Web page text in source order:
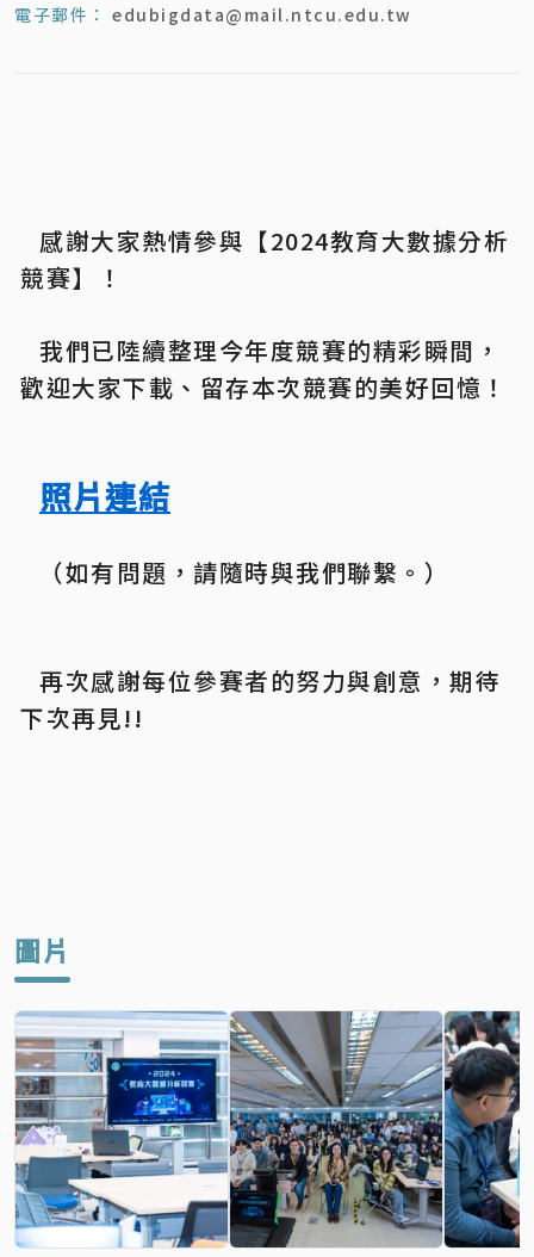
電子郵件： edubigdata@mail.ntcu.edu.tw
感謝大家熱情參與【2024教育大數據分析
競賽】！
我們已陸續整理今年度競賽的精彩瞬間，
歡迎大家下載、留存本次競賽的美好回憶！
照片連結
（如有問題，請隨時與我們聯繫。）
再次感謝每位參賽者的努力與創意，期待
下次再見!!
圖片